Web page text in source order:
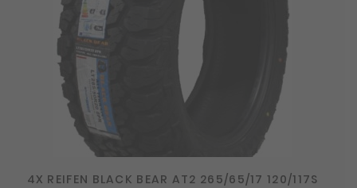
4X REIFEN BLACK BEAR AT2 265/65/17 120/117S